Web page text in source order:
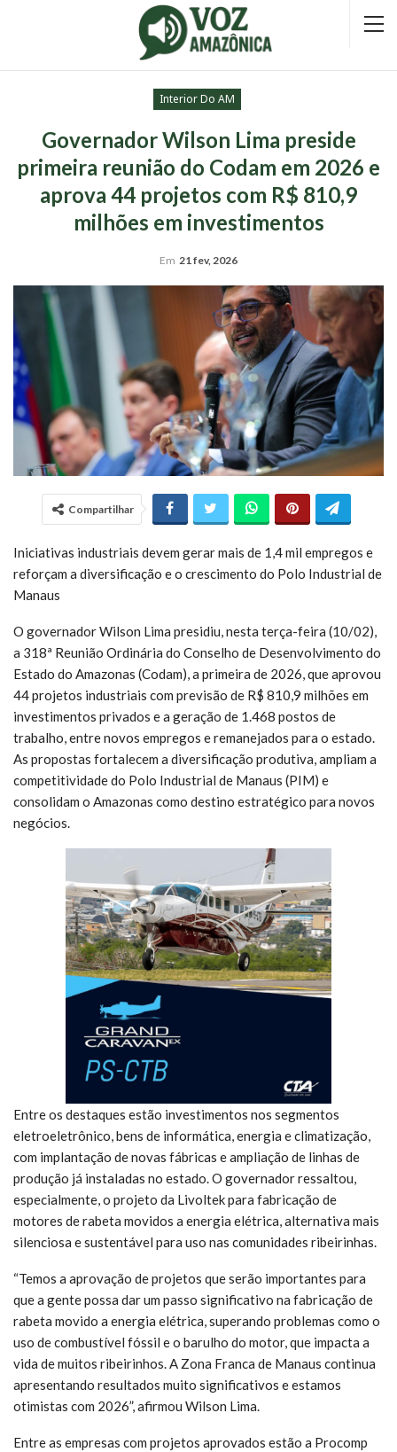
Interior Do AM
Governador Wilson Lima preside
primeira reunião do Codam em 2026 e
aprova 44 projetos com R$ 810,9
milhões em investimentos
Em 21 fev, 2026
Compartilhar
Iniciativas industriais devem gerar mais de 1,4 mil empregos e
reforçam a diversificação e o crescimento do Polo Industrial de
Manaus
O governador Wilson Lima presidiu, nesta terça-feira (10/02),
a 318ª Reunião Ordinária do Conselho de Desenvolvimento do
Estado do Amazonas (Codam), a primeira de 2026, que aprovou
44 projetos industriais com previsão de R$ 810,9 milhões em
investimentos privados e a geração de 1.468 postos de
trabalho, entre novos empregos e remanejados para o estado.
As propostas fortalecem a diversificação produtiva, ampliam a
competitividade do Polo Industrial de Manaus (PIM) e
consolidam o Amazonas como destino estratégico para novos
negócios.
Entre os destaques estão investimentos nos segmentos
eletroeletrônico, bens de informática, energia e climatização,
com implantação de novas fábricas e ampliação de linhas de
produção já instaladas no estado. O governador ressaltou,
especialmente, o projeto da Livoltek para fabricação de
motores de rabeta movidos a energia elétrica, alternativa mais
silenciosa e sustentável para uso nas comunidades ribeirinhas.
“Temos a aprovação de projetos que serão importantes para
que a gente possa dar um passo significativo na fabricação de
rabeta movido a energia elétrica, superando problemas como o
uso de combustível fóssil e o barulho do motor, que impacta a
vida de muitos ribeirinhos. A Zona Franca de Manaus continua
apresentando resultados muito significativos e estamos
otimistas com 2026”, afirmou Wilson Lima.
Entre as empresas com projetos aprovados estão a Procomp